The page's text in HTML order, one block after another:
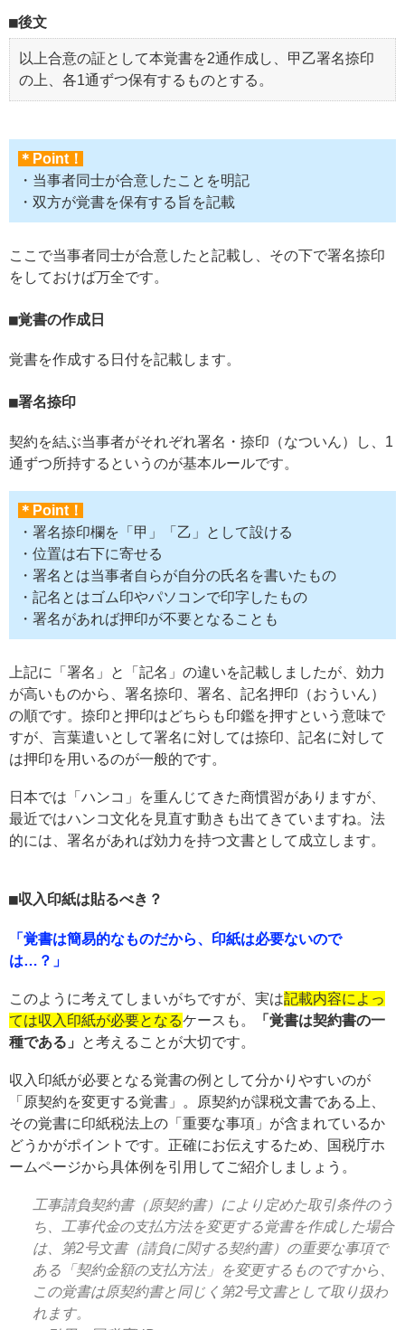
後文
以上合意の証として本覚書を2通作成し、甲乙署名捺印
の上、各1通ずつ保有するものとする。
＊Point！
・当事者同士が合意したことを明記
・双方が覚書を保有する旨を記載
ここで当事者同士が合意したと記載し、その下で署名捺印
をしておけば万全です。
覚書の作成日
覚書を作成する日付を記載します。
署名捺印
契約を結ぶ当事者がそれぞれ署名・捺印（なついん）し、1
通ずつ所持するというのが基本ルールです。
＊Point！
・署名捺印欄を「甲」「乙」として設ける
・位置は右下に寄せる
・署名とは当事者自らが自分の氏名を書いたもの
・記名とはゴム印やパソコンで印字したもの
・署名があれば押印が不要となることも
上記に「署名」と「記名」の違いを記載しましたが、効力
が高いものから、署名捺印、署名、記名押印（おういん）
の順です。捺印と押印はどちらも印鑑を押すという意味で
すが、言葉遣いとして署名に対しては捺印、記名に対して
は押印を用いるのが一般的です。
日本では「ハンコ」を重んじてきた商慣習がありますが、
最近ではハンコ文化を見直す動きも出てきていますね。法
的には、署名があれば効力を持つ文書として成立します。
収入印紙は貼るべき？
「覚書は簡易的なものだから、印紙は必要ないので
は…？」
このように考えてしまいがちですが、実は記載内容によっ
ては収入印紙が必要となるケースも。
「覚書は契約書の一
種である」
と考えることが大切です。
収入印紙が必要となる覚書の例として分かりやすいのが
「原契約を変更する覚書」。原契約が課税文書である上、
その覚書に印紙税法上の「重要な事項」が含まれているか
どうかがポイントです。正確にお伝えするため、国税庁ホ
ームページから具体例を引用してご紹介しましょう。
工事請負契約書（原契約書）により定めた取引条件のう
ち、工事代金の支払方法を変更する覚書を作成した場合
は、第2号文書（請負に関する契約書）の重要な事項で
ある「契約金額の支払方法」を変更するものですから、
この覚書は原契約書と同じく第2号文書として取り扱わ
れます。